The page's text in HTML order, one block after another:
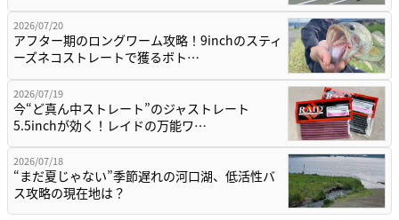
2026/07/20
アフター期のロングワーム攻略！9inchのスティ
ーズネコストレートで獲るボト…
2026/07/19
今“ど真ん中ストレート”のジャストレート
5.5inchが効く！レイドの万能ワ…
2026/07/18
“まだ夏じゃない”季節遅れの河口湖、低活性バ
ス攻略の現在地は？